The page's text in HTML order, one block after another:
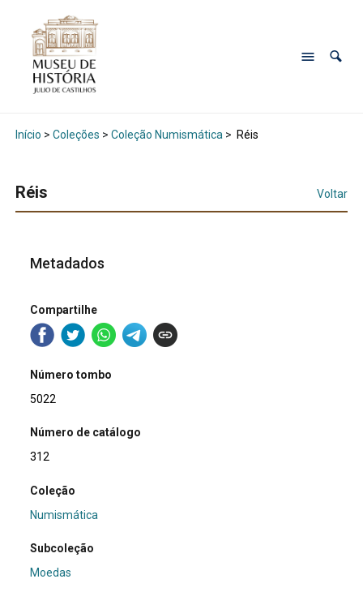
Início > Coleções > Coleção Numismática > Réis
Réis Voltar
Metadados
Compartilhe
Número tombo
5022
Número de catálogo
312
Coleção
Numismática
Subcoleção
Moedas